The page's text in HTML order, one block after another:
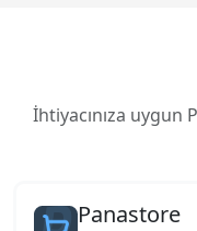
İhtiyacınıza
Panastore